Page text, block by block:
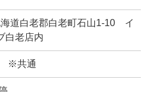
道白老郡白老町石山1-10 イ
白老店内
※共通